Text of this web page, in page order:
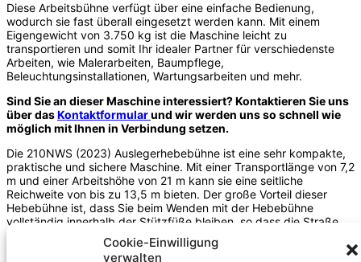
Cookie-Einwilligung
verwalten
Diese Arbeitsbühne verfügt über eine einfache Bedienung,
wodurch sie fast überall eingesetzt werden kann. Mit einem
Eigengewicht von 3.750 kg ist die Maschine leicht zu
transportieren und somit Ihr idealer Partner für verschiedenste
Arbeiten, wie Malerarbeiten, Baumpflege,
Beleuchtungsinstallationen, Wartungsarbeiten und mehr.
Sind Sie an dieser Maschine interessiert? Kontaktieren Sie uns
über dasKontaktformularund wir werden uns so schnell wie
möglich mit Ihnen in Verbindung setzen.
Die 210NWS (2023) Auslegerhebebühne ist eine sehr kompakte,
praktische und sichere Maschine. Mit einer Transportlänge von 7,2
m und einer Arbeitshöhe von 21 m kann sie eine seitliche
Reichweite von bis zu 13,5 m bieten. Der große Vorteil dieser
Hebebühne ist, dass Sie beim Wenden mit der Hebebühne
vollständig innerhalb der Stützfüße bleiben, so dass die Straße
für vorbeifahrende Fahrzeuge nicht beeinträchtigt wird.